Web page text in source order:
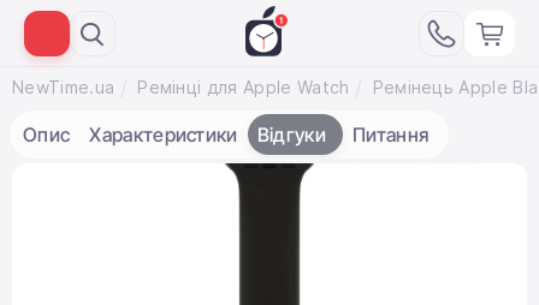
NewTime.ua Ремінці для Apple Watch
Опис Характеристики Відгуки Питання